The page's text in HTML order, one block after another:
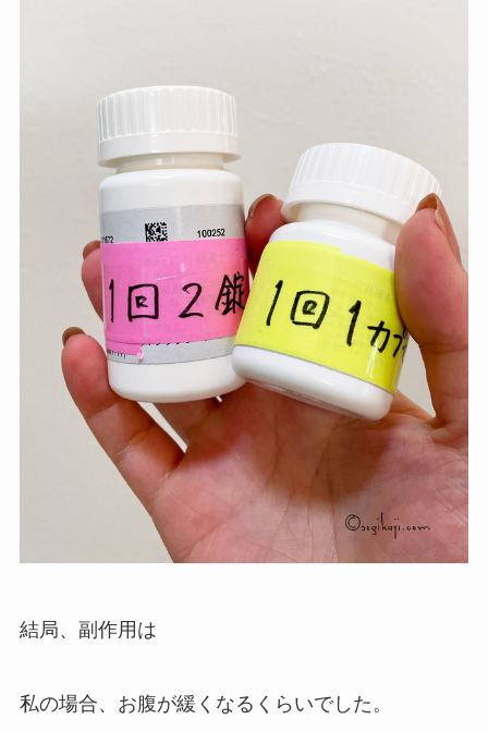
結局、副作用は
私の場合、お腹が緩くなるくらいでした。